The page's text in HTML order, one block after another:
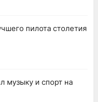
пилота столетия
музыку и спорт на